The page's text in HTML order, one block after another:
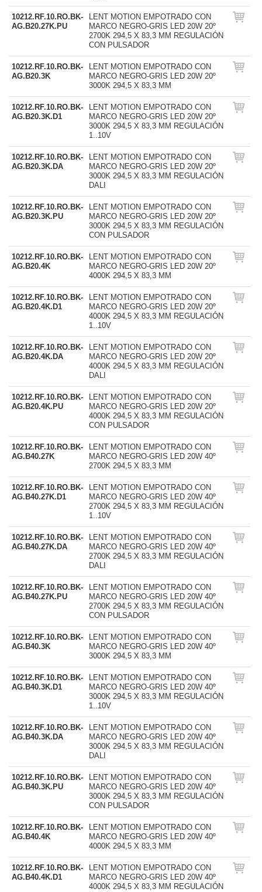
10212.RF.10.RO.BK-
AG.B20.27K.PU
LENT MOTION EMPOTRADO CON
MARCO NEGRO-GRIS LED 20W 20º
2700K 294,5 X 83,3 MM REGULACIÓN
CON PULSADOR
10212.RF.10.RO.BK-
AG.B20.3K
LENT MOTION EMPOTRADO CON
MARCO NEGRO-GRIS LED 20W 20º
3000K 294,5 X 83,3 MM
10212.RF.10.RO.BK-
AG.B20.3K.D1
LENT MOTION EMPOTRADO CON
MARCO NEGRO-GRIS LED 20W 20º
3000K 294,5 X 83,3 MM REGULACIÓN
1..10V
10212.RF.10.RO.BK-
AG.B20.3K.DA
LENT MOTION EMPOTRADO CON
MARCO NEGRO-GRIS LED 20W 20º
3000K 294,5 X 83,3 MM REGULACIÓN
DALI
10212.RF.10.RO.BK-
AG.B20.3K.PU
LENT MOTION EMPOTRADO CON
MARCO NEGRO-GRIS LED 20W 20º
3000K 294,5 X 83,3 MM REGULACIÓN
CON PULSADOR
10212.RF.10.RO.BK-
AG.B20.4K
LENT MOTION EMPOTRADO CON
MARCO NEGRO-GRIS LED 20W 20º
4000K 294,5 X 83,3 MM
10212.RF.10.RO.BK-
AG.B20.4K.D1
LENT MOTION EMPOTRADO CON
MARCO NEGRO-GRIS LED 20W 20º
4000K 294,5 X 83,3 MM REGULACIÓN
1..10V
10212.RF.10.RO.BK-
AG.B20.4K.DA
LENT MOTION EMPOTRADO CON
MARCO NEGRO-GRIS LED 20W 20º
4000K 294,5 X 83,3 MM REGULACIÓN
DALI
10212.RF.10.RO.BK-
AG.B20.4K.PU
LENT MOTION EMPOTRADO CON
MARCO NEGRO-GRIS LED 20W 20º
4000K 294,5 X 83,3 MM REGULACIÓN
CON PULSADOR
10212.RF.10.RO.BK-
AG.B40.27K
LENT MOTION EMPOTRADO CON
MARCO NEGRO-GRIS LED 20W 40º
2700K 294,5 X 83,3 MM
10212.RF.10.RO.BK-
AG.B40.27K.D1
LENT MOTION EMPOTRADO CON
MARCO NEGRO-GRIS LED 20W 40º
2700K 294,5 X 83,3 MM REGULACIÓN
1..10V
10212.RF.10.RO.BK-
AG.B40.27K.DA
LENT MOTION EMPOTRADO CON
MARCO NEGRO-GRIS LED 20W 40º
2700K 294,5 X 83,3 MM REGULACIÓN
DALI
10212.RF.10.RO.BK-
AG.B40.27K.PU
LENT MOTION EMPOTRADO CON
MARCO NEGRO-GRIS LED 20W 40º
2700K 294,5 X 83,3 MM REGULACIÓN
CON PULSADOR
10212.RF.10.RO.BK-
AG.B40.3K
LENT MOTION EMPOTRADO CON
MARCO NEGRO-GRIS LED 20W 40º
3000K 294,5 X 83,3 MM
10212.RF.10.RO.BK-
AG.B40.3K.D1
LENT MOTION EMPOTRADO CON
MARCO NEGRO-GRIS LED 20W 40º
3000K 294,5 X 83,3 MM REGULACIÓN
1..10V
10212.RF.10.RO.BK-
AG.B40.3K.DA
LENT MOTION EMPOTRADO CON
MARCO NEGRO-GRIS LED 20W 40º
3000K 294,5 X 83,3 MM REGULACIÓN
DALI
10212.RF.10.RO.BK-
AG.B40.3K.PU
LENT MOTION EMPOTRADO CON
MARCO NEGRO-GRIS LED 20W 40º
3000K 294,5 X 83,3 MM REGULACIÓN
CON PULSADOR
10212.RF.10.RO.BK-
AG.B40.4K
LENT MOTION EMPOTRADO CON
MARCO NEGRO-GRIS LED 20W 40º
4000K 294,5 X 83,3 MM
10212.RF.10.RO.BK-
AG.B40.4K.D1
LENT MOTION EMPOTRADO CON
MARCO NEGRO-GRIS LED 20W 40º
4000K 294,5 X 83,3 MM REGULACIÓN